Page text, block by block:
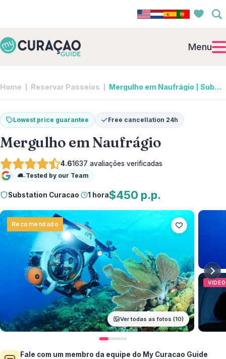
Menu
Home Reservar Passeios Mergulho em Naufrágio | Substation Curacao
Lowest price guarantee Free cancellation 24h
Mergulho em Naufrágio
4.61637 avaliações verificadas
Google
Tested by our Team
Substation Curacao· 1 hora$450 p.p.
Recomendado
Ver todas as fotos (10)
VIDEO
Fale com um membro da equipe do My Curacao Guide